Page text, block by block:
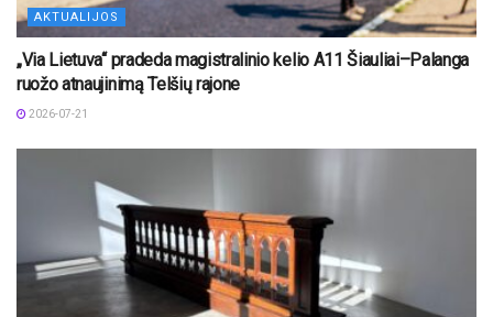
AKTUALIJOS
„Via Lietuva“ pradeda magistralinio kelio A11 Šiauliai–Palanga
ruožo atnaujinimą Telšių rajone
2026-07-21